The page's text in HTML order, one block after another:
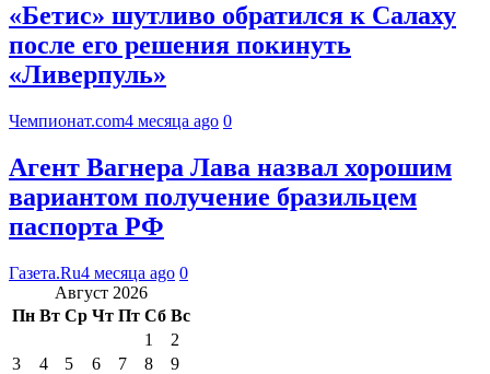
«Бетис» шутливо обратился к Салаху
после его решения покинуть
«Ливерпуль»
Чемпионат.com4 месяца ago 0
Агент Вагнера Лава назвал хорошим
вариантом получение бразильцем
паспорта РФ
Газета.Ru4 месяца ago 0
Август 2026
Пн Вт Ср Чт Пт Сб Вс
1
2
3
4 5 6 7 8
9